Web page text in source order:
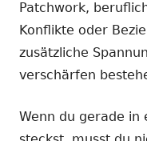
Patchwork,
Konflikte oder
zusätzliche
verschärfen
Wenn du gerade in